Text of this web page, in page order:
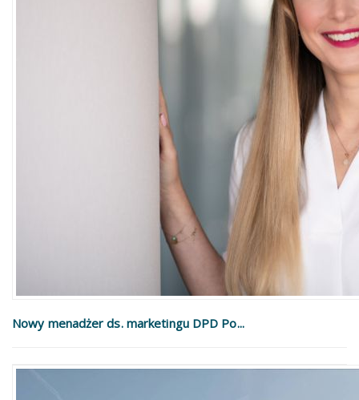
Nowy menadżer ds. marketingu DPD Po...